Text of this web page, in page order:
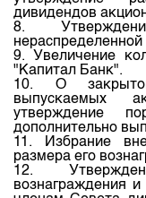
Результаты
Объем ГЦБ в
Результаты
дивидендов
8.
нераспределенной
9. Увеличение
"Капитал Банк".
10. О
выпускаемых
утверждение
дополнительно
11. Избрание
размера его
12.
вознаграждения